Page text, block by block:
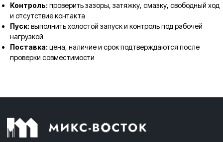
Контроль: проверить зазоры, затяжку, смазку, свободный ход
и отсутствие контакта
Пуск: выполнить холостой запуск и контроль под рабочей
нагрузкой
Поставка: цена, наличие и срок подтверждаются после
проверки совместимости